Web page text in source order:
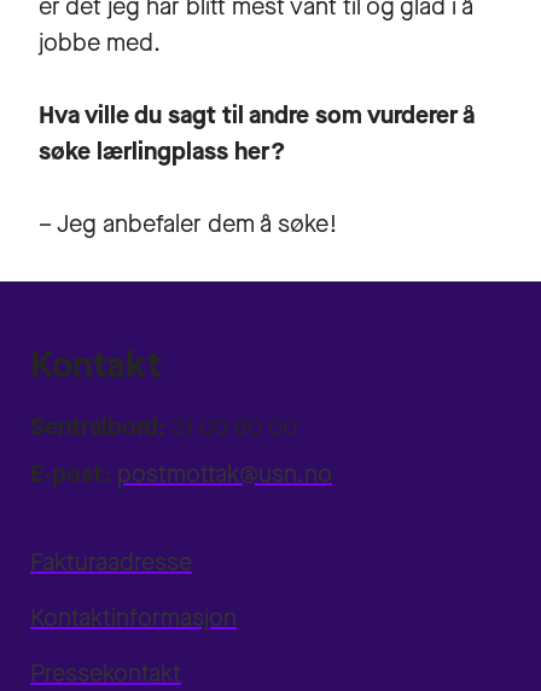
er det jeg har blitt mest vant til og glad i å
jobbe med.
Hva ville du sagt til andre som vurderer å
søke lærlingplass her?
– Jeg anbefaler dem å søke!
Kontakt
Sentralbord: 31 00 80 00
E-post: postmottak@usn.no
Fakturaadresse
Kontaktinformasjon
Pressekontakt